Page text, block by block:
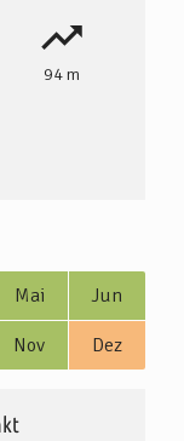
94 m
Mai Jun
Nov Dez